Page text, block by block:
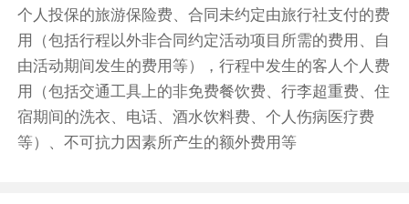
餐饮
早餐：已含
中餐：已含
晚餐：敬请自理
住宿
三亚参考酒店：三亚观海楼酒店/香格尔/凯祥/华芳/佰
思特/嘉濠/海澜湾/百斯特/嘉豪旅租/派柏云/格丽酒店/
个人投保的旅游保险费、合同未约定由旅行社支付的费
用（包括行程以外非合同约定活动项目所需的费用、自
由活动期间发生的费用等），行程中发生的客人个人费
用（包括交通工具上的非免费餐饮费、行李超重费、住
宿期间的洗衣、电话、酒水饮料费、个人伤病医疗费
等）、不可抗力因素所产生的额外费用等